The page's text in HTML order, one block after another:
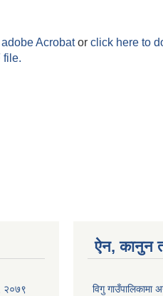
Acrobator click here to
file.
२०७९
ऐन, कानुन
विगु